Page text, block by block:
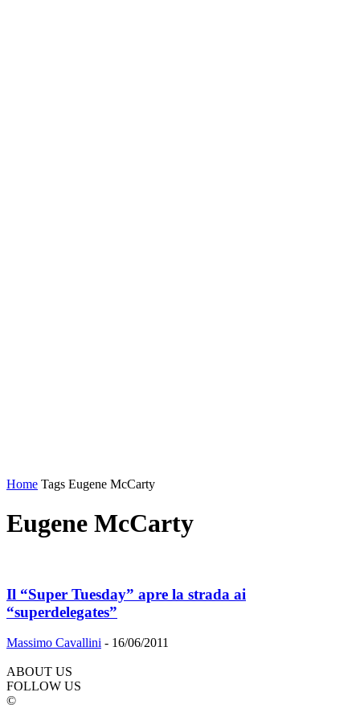
Home Tags Eugene McCarty
Eugene McCarty
Il “Super Tuesday” apre la strada ai
“superdelegates”
Massimo Cavallini - 16/06/2011
ABOUT US
FOLLOW US
©